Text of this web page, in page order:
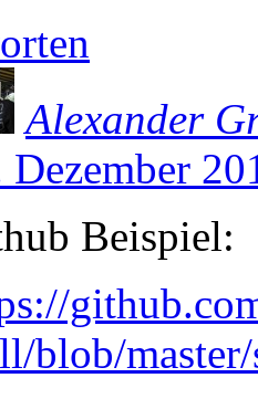
Alexander
Dezember
Beispiel:
blob/master/